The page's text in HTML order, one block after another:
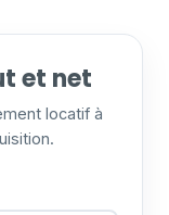
et net
locatif à